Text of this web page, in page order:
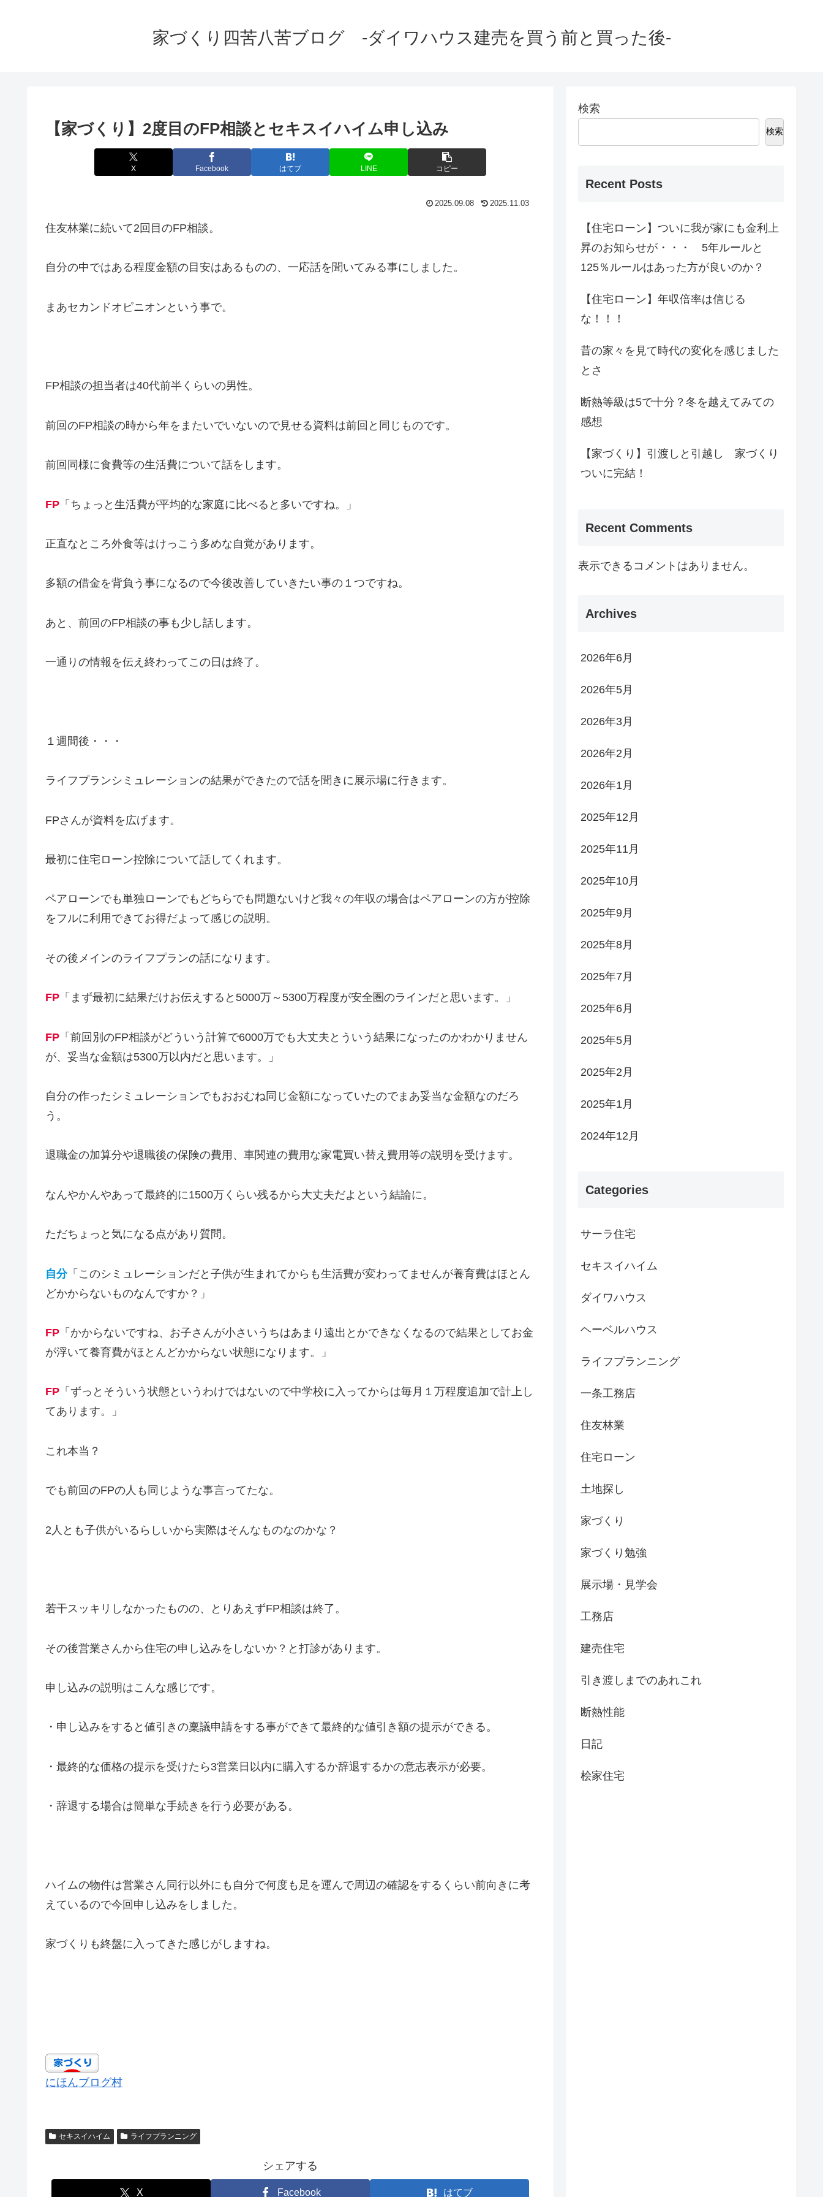
家づくり四苦八苦ブログ -ダイワハウス建売を買う前と買った後-
【家づくり】2度目のFP相談とセキスイハイム申し込み
X Facebook はてブ LINE コピー
2025.09.08 2025.11.03
住友林業に続いて2回目のFP相談。
自分の中ではある程度金額の目安はあるものの、一応話を聞いてみる事にしました。
まあセカンドオピニオンという事で。
FP相談の担当者は40代前半くらいの男性。
前回のFP相談の時から年をまたいでいないので見せる資料は前回と同じものです。
前回同様に食費等の生活費について話をします。
FP 「ちょっと生活費が平均的な家庭に比べると多いですね。」
正直なところ外食等はけっこう多めな自覚があります。
多額の借金を背負う事になるので今後改善していきたい事の１つですね。
あと、前回のFP相談の事も少し話します。
一通りの情報を伝え終わってこの日は終了。
１週間後・・・
ライフプランシミュレーションの結果ができたので話を聞きに展示場に行きます。
FPさんが資料を広げます。
最初に住宅ローン控除について話してくれます。
ペアローンでも単独ローンでもどちらでも問題ないけど我々の年収の場合はペアローンの方が控除
をフルに利用できてお得だよって感じの説明。
その後メインのライフプランの話になります。
FP 「まず最初に結果だけお伝えすると5000万～5300万程度が安全圏のラインだと思います。」
FP 「前回別のFP相談がどういう計算で6000万でも大丈夫とういう結果になったのかわかりません
が、妥当な金額は5300万以内だと思います。」
自分の作ったシミュレーションでもおおむね同じ金額になっていたのでまあ妥当な金額なのだろ
う。
退職金の加算分や退職後の保険の費用、車関連の費用な家電買い替え費用等の説明を受けます。
なんやかんやあって最終的に1500万くらい残るから大丈夫だよという結論に。
ただちょっと気になる点があり質問。
自分「このシミュレーションだと子供が生まれてからも生活費が変わってませんが養育費はほとん
どかからないものなんですか？」
FP 「かからないですね、お子さんが小さいうちはあまり遠出とかできなくなるので結果としてお金
が浮いて養育費がほとんどかからない状態になります。」
FP 「ずっとそういう状態というわけではないので中学校に入ってからは毎月１万程度追加で計上し
てあります。」
これ本当？
でも前回のFPの人も同じような事言ってたな。
2人とも子供がいるらしいから実際はそんなものなのかな？
若干スッキリしなかったものの、とりあえずFP相談は終了。
その後営業さんから住宅の申し込みをしないか？と打診があります。
申し込みの説明はこんな感じです。
・申し込みをすると値引きの稟議申請をする事ができて最終的な値引き額の提示ができる。
・最終的な価格の提示を受けたら3営業日以内に購入するか辞退するかの意志表示が必要。
・辞退する場合は簡単な手続きを行う必要がある。
ハイムの物件は営業さん同行以外にも自分で何度も足を運んで周辺の確認をするくらい前向きに考
えているので今回申し込みをしました。
家づくりも終盤に入ってきた感じがしますね。
にほんブログ村
セキスイハイム ライフプランニング
シェアする
X Facebook はてブ
検索
検索
Recent Posts
【住宅ローン】ついに我が家にも金利上
昇のお知らせが・・・ 5年ルールと
125％ルールはあった方が良いのか？
【住宅ローン】年収倍率は信じる
な！！！
昔の家々を見て時代の変化を感じました
とさ
断熱等級は5で十分？冬を越えてみての
感想
【家づくり】引渡しと引越し 家づくり
ついに完結！
Recent Comments
表示できるコメントはありません。
Archives
2026年6月
2026年5月
2026年3月
2026年2月
2026年1月
2025年12月
2025年11月
2025年10月
2025年9月
2025年8月
2025年7月
2025年6月
2025年5月
2025年2月
2025年1月
2024年12月
Categories
サーラ住宅
セキスイハイム
ダイワハウス
ヘーベルハウス
ライフプランニング
一条工務店
住友林業
住宅ローン
土地探し
家づくり
家づくり勉強
展示場・見学会
工務店
建売住宅
引き渡しまでのあれこれ
断熱性能
日記
桧家住宅